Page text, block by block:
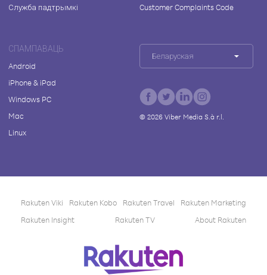
Служба падтрымкі
Customer Complaints Code
СПАМПАВАЦЬ
Android
iPhone & iPad
Windows PC
Mac
Linux
Беларуская
© 2026Viber Media S.à r.l.
Rakuten Viki Rakuten Kobo Rakuten Travel
Rakuten Marketing
Rakuten Insight
Rakuten TV About Rakuten